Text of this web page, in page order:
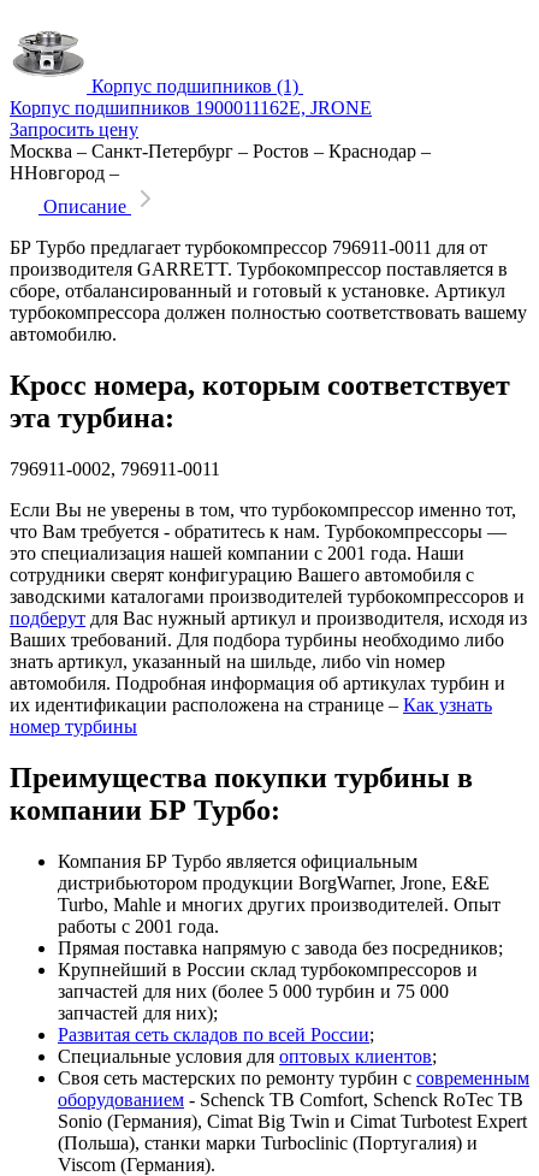
Корпус подшипников (1)
Корпус подшипников 1900011162E, JRONE
Запросить цену
Москва – Санкт-Петербург – Ростов – Краснодар –
ННовгород –
Описание
БР Турбо предлагает турбокомпрессор 796911-0011 для от
производителя GARRETT. Турбокомпрессор поставляется в
сборе, отбалансированный и готовый к установке. Артикул
турбокомпрессора должен полностью соответствовать вашему
автомобилю.
Кросс номера, которым соответствует
эта турбина:
796911-0002, 796911-0011
Если Вы не уверены в том, что турбокомпрессор именно тот,
что Вам требуется - обратитесь к нам. Турбокомпрессоры —
это специализация нашей компании с 2001 года. Наши
сотрудники сверят конфигурацию Вашего автомобиля с
заводскими каталогами производителей турбокомпрессоров и
подберут для Вас нужный артикул и производителя, исходя из
Ваших требований. Для подбора турбины необходимо либо
знать артикул, указанный на шильде, либо vin номер
автомобиля. Подробная информация об артикулах турбин и
их идентификации расположена на странице – Как узнать
номер турбины
Преимущества покупки турбины в
компании БР Турбо:
Компания БР Турбо является официальным
дистрибьютором продукции BorgWarner, Jrone, E&E
Turbo, Mahle и многих других производителей. Опыт
работы с 2001 года.
Прямая поставка напрямую с завода без посредников;
Крупнейший в России склад турбокомпрессоров и
запчастей для них (более 5 000 турбин и 75 000
запчастей для них);
Развитая сеть складов по всей России;
Специальные условия для оптовых клиентов;
Своя сеть мастерских по ремонту турбин с современным
оборудованием - Schenck TB Comfort, Schenck RoTec TB
Sonio (Германия), Cimat Big Twin и Cimat Turbotest Expert
(Польша), станки марки Turboclinic (Португалия) и
Viscom (Германия).